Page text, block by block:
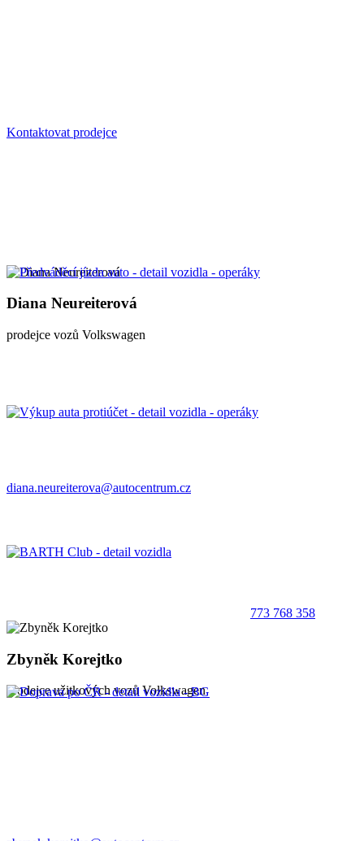
Kontaktovat prodejce
Diana Neureiterová
prodejce vozů Volkswagen
diana.neureiterova@autocentrum.cz
773 768 358
Zbyněk Korejtko
prodejce užitkových vozů Volkswagen